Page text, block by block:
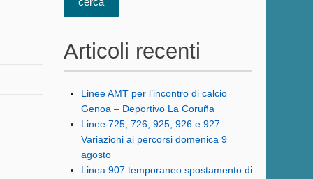
Articoli recenti
Linee AMT per l’incontro di calcio
Genoa – Deportivo La Coruña
Linee 725, 726, 925, 926 e 927 –
Variazioni ai percorsi domenica 9
agosto
Linea 907 temporaneo spostamento di